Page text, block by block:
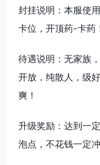
封挂说明：本服使
卡位，开顶药-卡药
待遇说明：无家族
开放，纯散人，级
爽！
升级奖励：达到一
泡点，不花钱一定冲